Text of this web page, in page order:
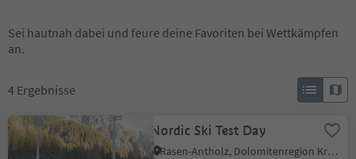
Sei hautnah dabei und feure deine Favoriten bei Wettkämpfen
an.
4 Ergebnisse
Nordic Ski Test Day
Rasen-Antholz, Dolomitenregion Kronplatz